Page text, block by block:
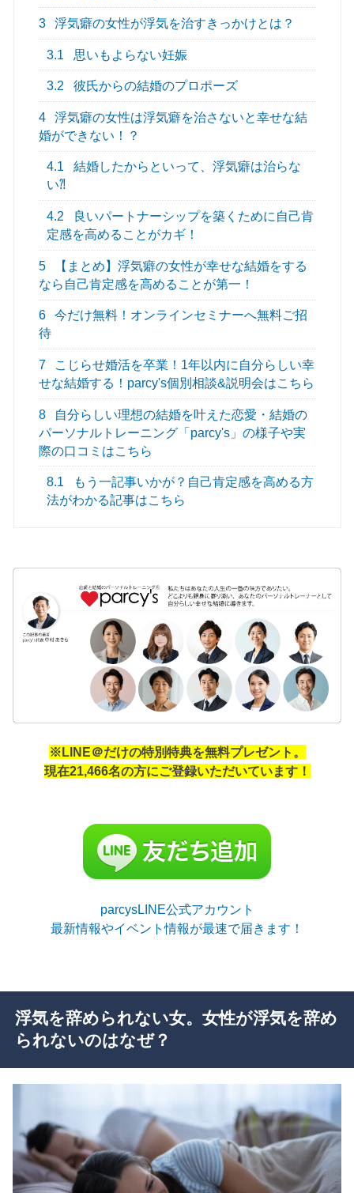
3 浮気癖の女性が浮気を治すきっかけとは？
3.1 思いもよらない妊娠
3.2 彼氏からの結婚のプロポーズ
4
浮気癖の女性は浮気癖を治さないと幸せな結
婚ができない！？
4.1
結婚したからといって、浮気癖は治らな
い⁈
4.2
良いパートナーシップを築くために自己肯
定感を高めることがカギ！
5
【まとめ】浮気癖の女性が幸せな結婚をする
なら自己肯定感を高めることが第一！
6
今だけ無料！オンラインセミナーへ無料ご招
待
7
こじらせ婚活を卒業！1年以内に自分らしい幸
せな結婚する！parcy's個別相談&説明会はこちら
8
自分らしい理想の結婚を叶えた恋愛・結婚の
パーソナルトレーニング「parcy's」の様子や実
際の口コミはこちら
8.1
もう一記事いかが？自己肯定感を高める方
法がわかる記事はこちら
※LINE＠だけの特別特典を無料プレゼント。
現在21,466名の方にご登録いただいています！
parcysLINE公式アカウント
最新情報やイベント情報が最速で届きます！
浮気を辞められない女。女性が浮気を辞め
られないのはなぜ？